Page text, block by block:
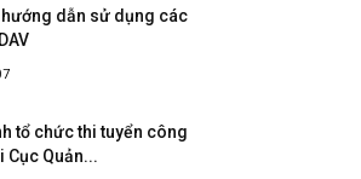
dẫn sử dụng các
tổ chức thi tuyển công
Cục Quản...